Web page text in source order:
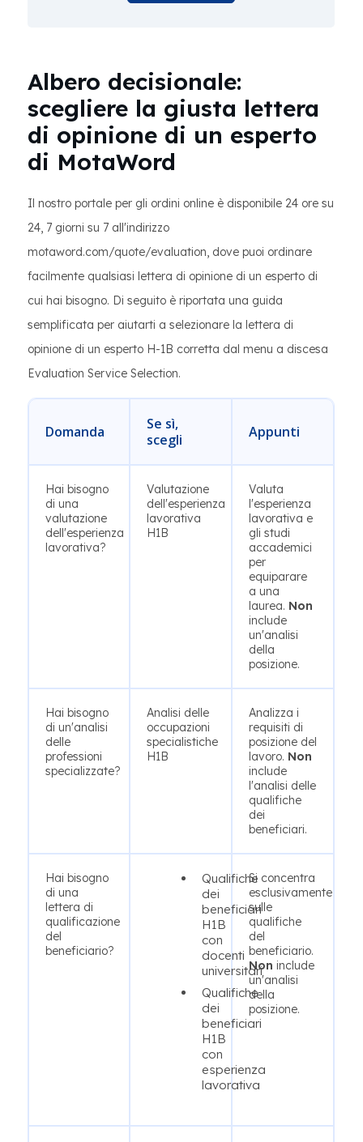
Albero decisionale:
scegliere la giusta lettera
di opinione di un esperto
di MotaWord
Il nostro portale per gli ordini online è disponibile 24 ore su
24, 7 giorni su 7 all'indirizzo
motaword.com/quote/evaluation, dove puoi ordinare
facilmente qualsiasi lettera di opinione di un esperto di
cui hai bisogno. Di seguito è riportata una guida
semplificata per aiutarti a selezionare la lettera di
opinione di un esperto H-1B corretta dal menu a discesa
Evaluation Service Selection.
Domanda
Se sì,
scegli
Appunti
Hai bisogno
di una
valutazione
dell'esperienza
lavorativa?
Valutazione
dell'esperienza
lavorativa
H1B
Valuta
l'esperienza
lavorativa e
gli studi
accademici
per
equiparare
a una
laurea. Non
include
un'analisi
della
posizione.
Hai bisogno
di un'analisi
delle
professioni
specializzate?
Analisi delle
occupazioni
specialistiche
H1B
Analizza i
requisiti di
posizione del
lavoro. Non
include
l'analisi delle
qualifiche
dei
beneficiari.
Hai bisogno
di una
lettera di
qualificazione
del
beneficiario?
Qualifiche
dei
beneficiari
H1B
con
docenti
universitari
Qualifiche
dei
beneficiari
H1B
con
esperienza
lavorativa
Si concentra
esclusivamente
sulle
qualifiche
del
beneficiario.
Non include
un'analisi
della
posizione.